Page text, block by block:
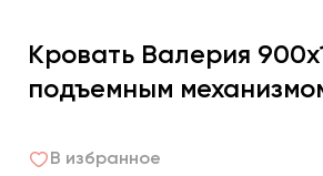
Кровать Валерия
подъемным
В избранное